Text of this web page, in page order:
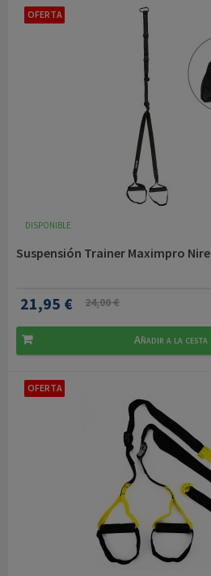
OFERTA
DISPONIBLE
Suspensión Trainer Maximpro Nire
21,95 € 24,00 €
Añadir a la cesta
OFERTA